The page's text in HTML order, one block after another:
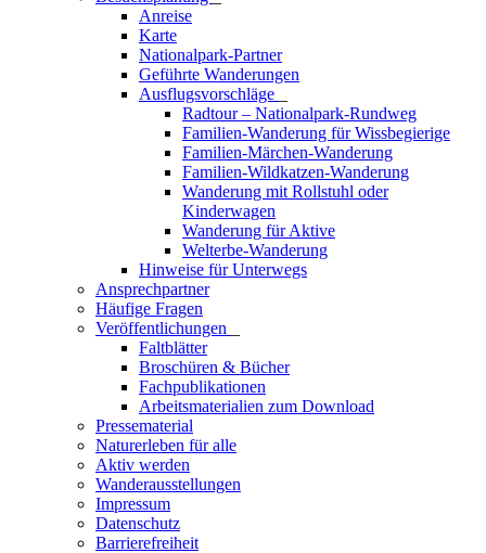
Anreise
Karte
Nationalpark-Partner
Geführte Wanderungen
Ausflugsvorschläge
Radtour – Nationalpark-Rundweg
Familien-Wanderung für Wissbegierige
Familien-Märchen-Wanderung
Familien-Wildkatzen-Wanderung
Wanderung mit Rollstuhl oder
Kinderwagen
Wanderung für Aktive
Welterbe-Wanderung
Hinweise für Unterwegs
Ansprechpartner
Häufige Fragen
Veröffentlichungen
Faltblätter
Broschüren & Bücher
Fachpublikationen
Arbeitsmaterialien zum Download
Pressematerial
Naturerleben für alle
Aktiv werden
Wanderausstellungen
Impressum
Datenschutz
Barrierefreiheit